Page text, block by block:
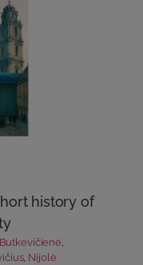
history of
, Nijolė